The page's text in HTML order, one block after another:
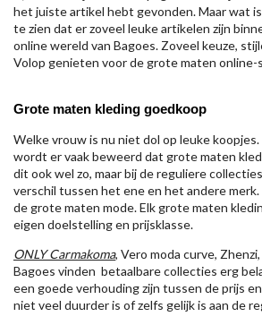
het juiste artikel hebt gevonden. Maar wat
te zien dat er zoveel leuke artikelen zijn
online wereld van Bagoes. Zoveel keuze,
Volop genieten voor de grote maten online-
Grote maten kleding goedkoop
Welke vrouw is nu niet dol op leuke
wordt er vaak beweerd dat grote maten
dit ook wel zo, maar bij de reguliere
verschil tussen het ene en het andere
de grote maten mode. Elk grote maten
eigen doelstelling en prijsklasse.
ONLY Carmakoma, Vero moda curve,
Bagoes vinden betaalbare collecties erg
een goede verhouding zijn tussen de prijs
niet veel duurder is of zelfs gelijk is aan de